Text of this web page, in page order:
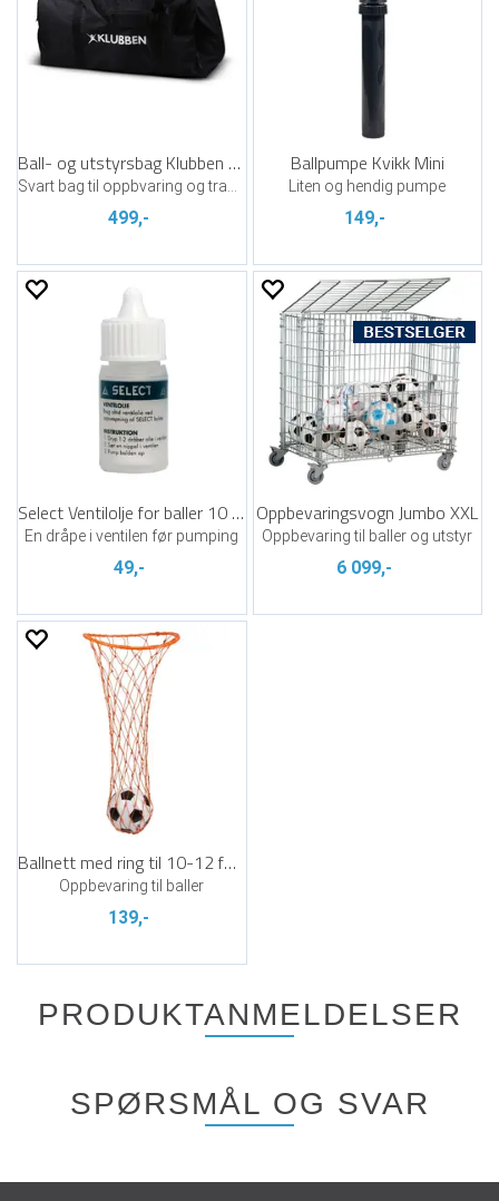
Ball- og utstyrsbag Klubben 128 ltr
499,-
Ballpumpe Kvikk Mini
Liten og hendig pumpe
149,-
Select Ventilolje for baller 10 ml
En dråpe i ventilen før pumping
49,-
Oppbevaringsvogn Jumbo XXL
Oppbevaring til baller og utstyr
6 099,-
Ballnett med ring til 10-12 fotballer
Oppbevaring til baller
139,-
PRODUKTANMELDELSER
SPØRSMÅL OG SVAR